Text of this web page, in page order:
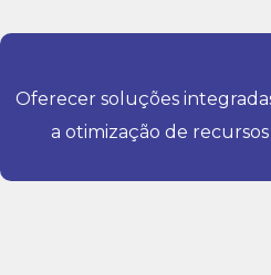
Oferecer soluções
a otimização de